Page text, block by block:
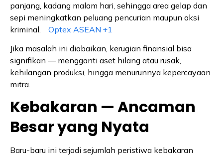
panjang, kadang malam hari, sehingga area gelap dan
sepi meningkatkan peluang pencurian maupun aksi
kriminal.
Optex ASEAN +1
Jika masalah ini diabaikan, kerugian finansial bisa
signifikan — mengganti aset hilang atau rusak,
kehilangan produksi, hingga menurunnya kepercayaan
mitra.
Kebakaran — Ancaman
Besar yang Nyata
Baru-baru ini terjadi sejumlah peristiwa kebakaran